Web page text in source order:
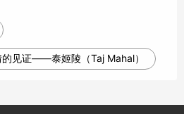
见证——泰姬陵（Taj Mahal）